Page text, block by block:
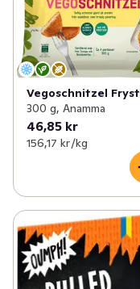
Vegoschnitzel Fryst
300 g, Anamma
46,85 kr
156,17 kr /kg